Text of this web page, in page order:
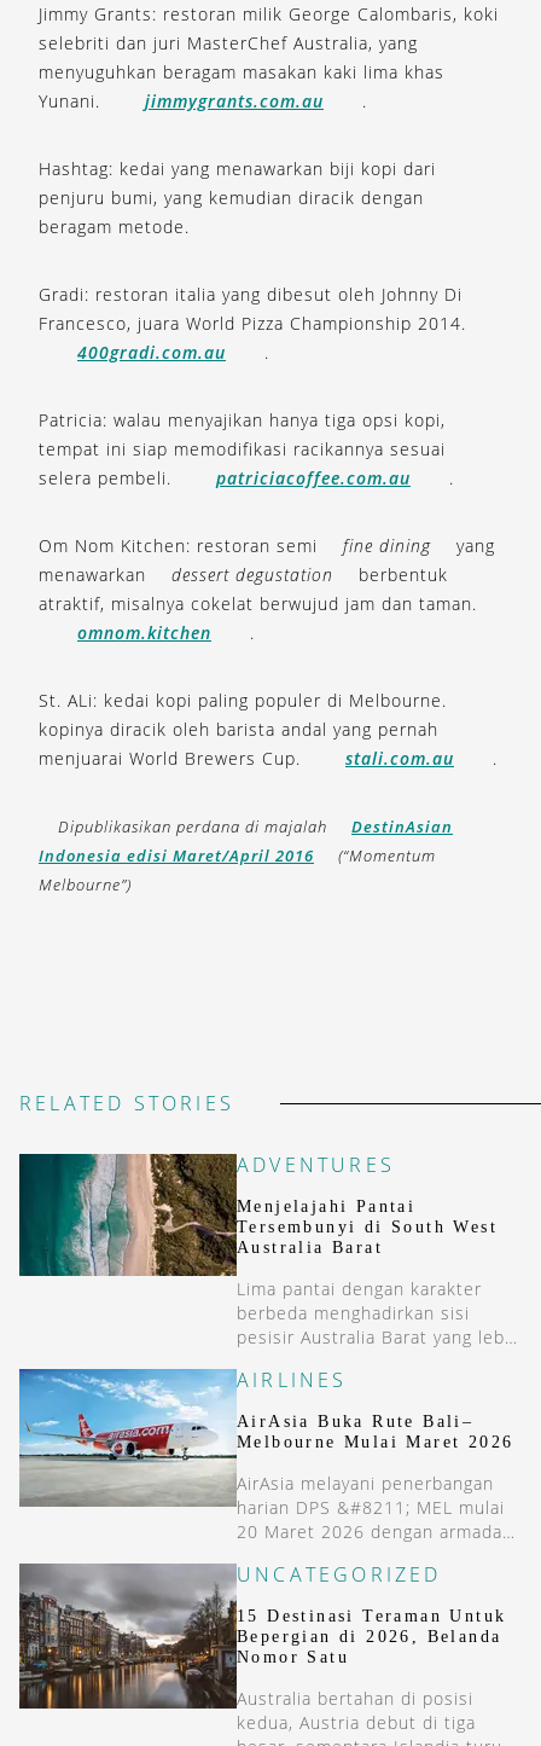
Jimmy Grants: restoran milik George Calombaris, koki
selebriti dan juri MasterChef Australia, yang
menyuguhkan beragam masakan kaki lima khas
Yunani.
jimmygrants.com.au .
Hashtag: kedai yang menawarkan biji kopi dari
penjuru bumi, yang kemudian diracik dengan
beragam metode.
Gradi: restoran italia yang dibesut oleh Johnny Di
Francesco, juara World Pizza Championship 2014.
400gradi.com.au
.
Patricia: walau menyajikan hanya tiga opsi kopi,
tempat ini siap memodifikasi racikannya sesuai
selera pembeli.
patriciacoffee.com.au .
Om Nom Kitchen: restoran semi fine dining
yang
menawarkan
dessert degustation
berbentuk
atraktif, misalnya cokelat berwujud jam dan taman.
omnom.kitchen
.
St. ALi: kedai kopi paling populer di Melbourne.
kopinya diracik oleh barista andal yang pernah
menjuarai World Brewers Cup.
stali.com.au .
Dipublikasikan perdana di majalah
DestinAsian
Indonesia edisi Maret/April 2016
(“Momentum
Melbourne”)
RELATED STORIES
ADVENTURES
Menjelajahi Pantai
Tersembunyi di South West
Australia Barat
Lima pantai dengan karakter
berbeda menghadirkan sisi
pesisir Australia Barat yang lebih
AIRLINES
AirAsia Buka Rute Bali–
Melbourne Mulai Maret 2026
AirAsia melayani penerbangan
harian DPS &#8211; MEL mulai
20 Maret 2026 dengan armada
memperluas konektivitas
Australia-Indonesia.
UNCATEGORIZED
15 Destinasi Teraman Untuk
Bepergian di 2026, Belanda
Nomor Satu
Australia bertahan di posisi
kedua, Austria debut di tiga